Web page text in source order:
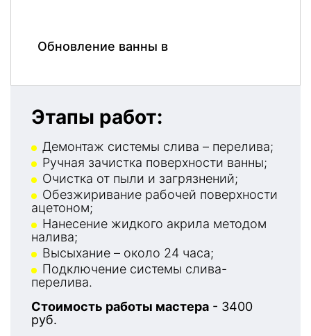
Обновление ванны в
Этапы работ:
Демонтаж системы слива – перелива;
Ручная зачистка поверхности ванны;
Очистка от пыли и загрязнений;
Обезжиривание рабочей поверхности
ацетоном;
Нанесение жидкого акрила методом
налива;
Высыхание – около 24 часа;
Подключение системы слива-
перелива.
Стоимость работы мастера - 3400
руб.